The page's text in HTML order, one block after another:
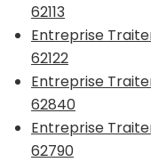
62113
Entreprise
62122
Entreprise
62840
Entreprise
62790